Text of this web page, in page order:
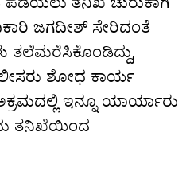
ಜಗದೀಶ್ ಸೇರಿದಂತೆ
ತಲೆಮರೆಸಿಕೊಂಡಿದ್ದು,
ಶೋಧ ಕಾರ್ಯ
ಇನ್ನೂ ಯಾರ್ಯಾರು
ತನಿಖೆಯಿಂದ